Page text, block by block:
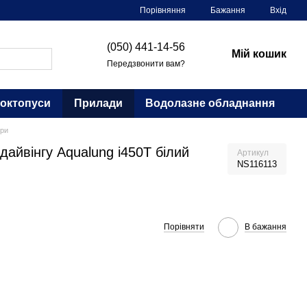
Порівняння Бажання Вхід
(050) 441-14-56
Передзвонити вам?
Мій кошик
Прилади Водолазне обладнання
Aqualung i450T білий Артикул
NS116113
Порівняти В бажання